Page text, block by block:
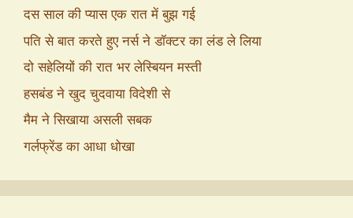
दस साल की प्यास एक रात में बुझ गई
पति से बात करते हुए नर्स ने डॉक्टर का लंड ले लिया
दो सहेलियों की रात भर लेस्बियन मस्ती
हसबंड ने खुद चुदवाया विदेशी से
मैम ने सिखाया असली सबक
गर्लफ्रेंड का आधा धोखा